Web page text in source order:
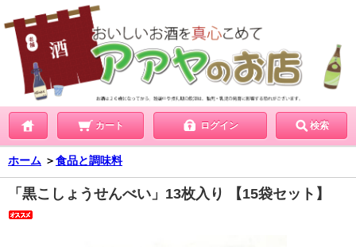
カート ログイン 検索
ホーム ＞食品と調味料
「黒こしょうせんべい」13枚入り 【15袋セット】